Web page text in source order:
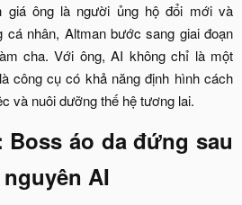
giá ông là người ủng hộ đổi mới và
cá nhân, Altman bước sang giai đoạn
cha. Với ông, AI không chỉ là một
công cụ có khả năng định hình cách
và nuôi dưỡng thế hệ tương lai.​
Boss áo da đứng sau
AI​